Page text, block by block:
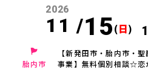
2026
11 /15 ( 日)
胎内市
【新発田市・胎内市・
事業】無料個別相談☆恋